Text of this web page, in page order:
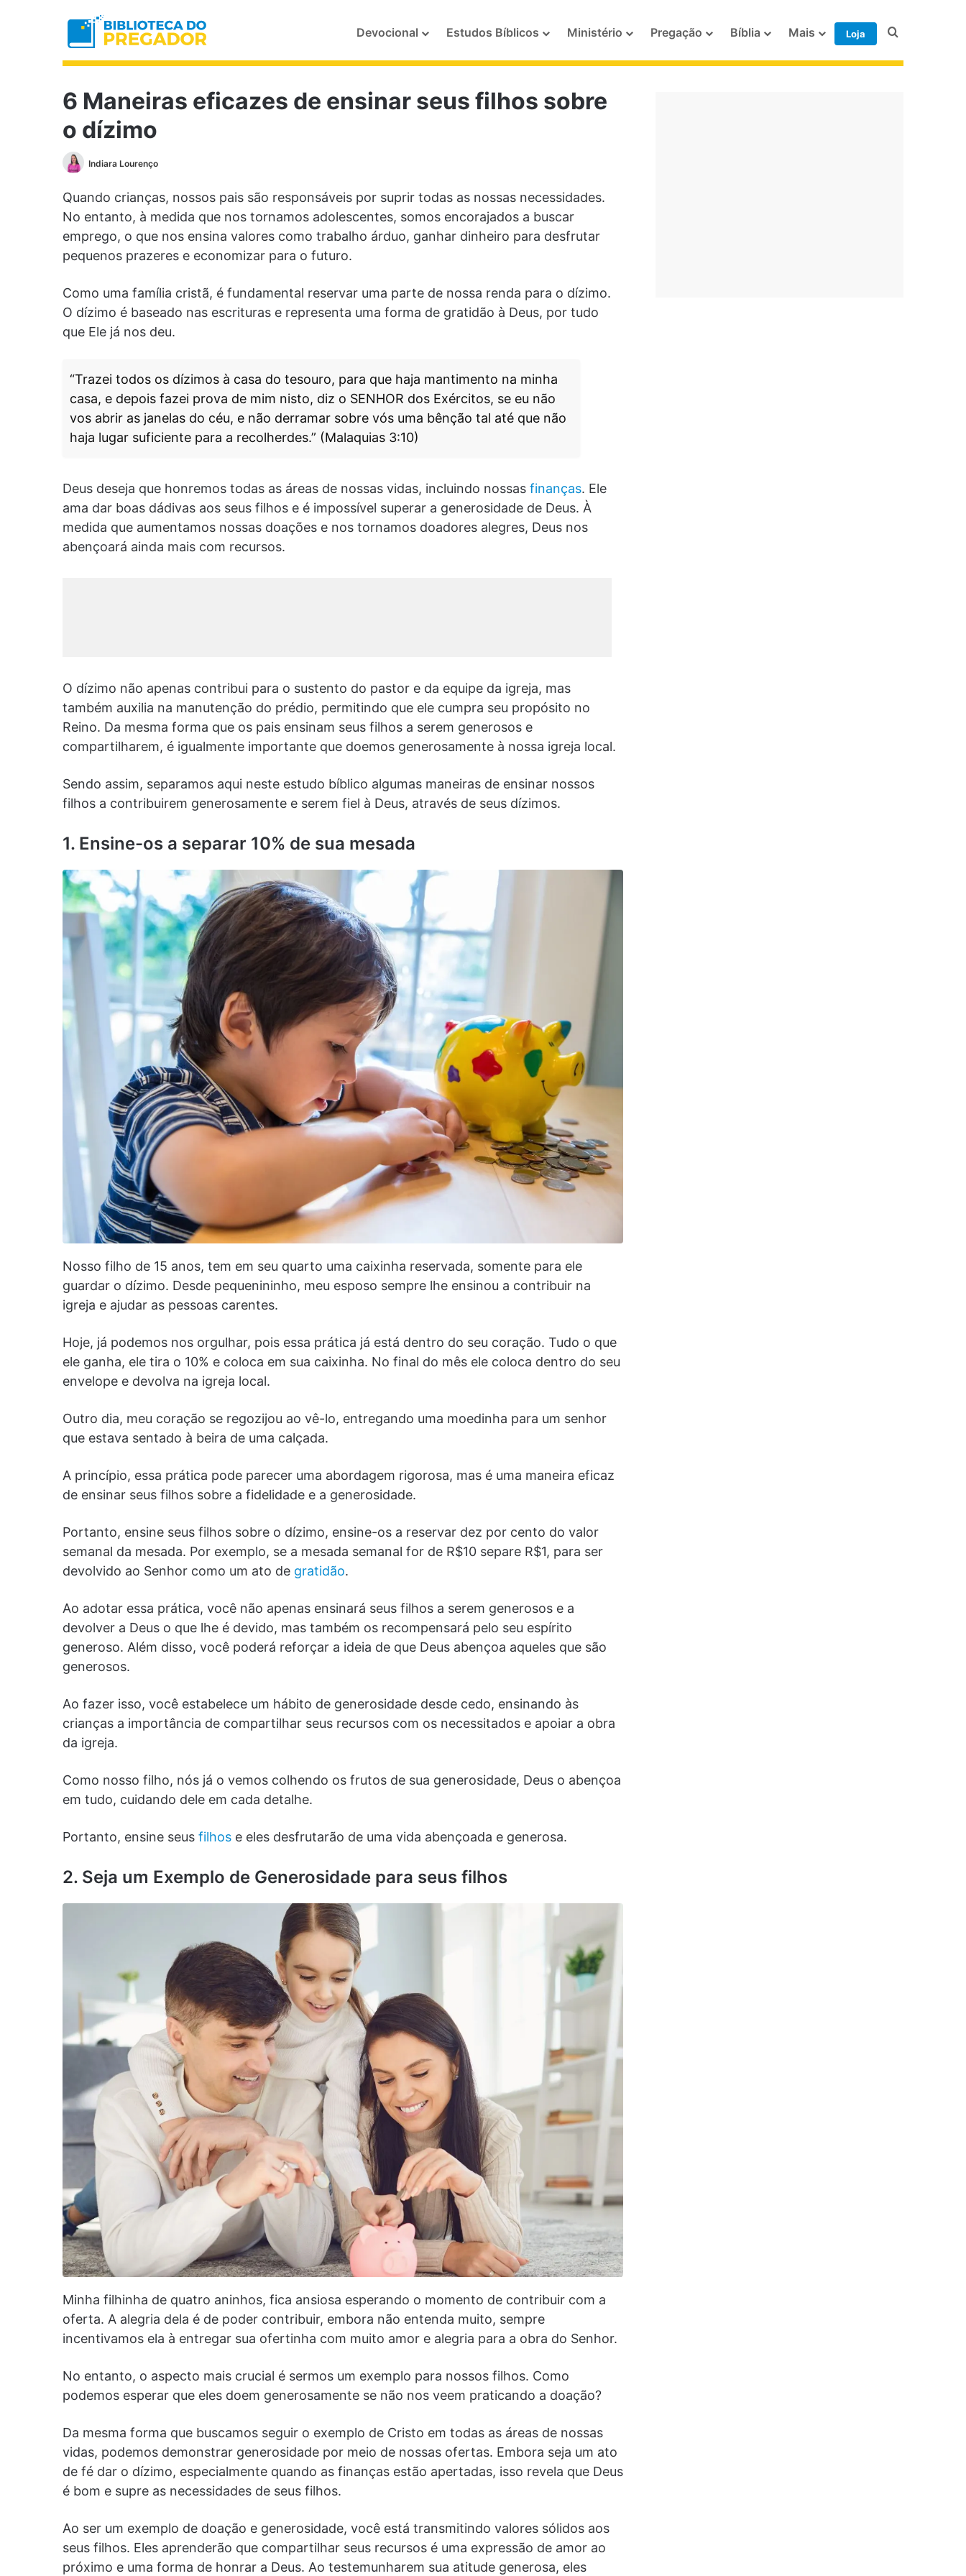
Devocional Estudos Bíblicos Ministério Pregação Bíblia Mais Loja Procurar por
6 Maneiras eficazes de ensinar seus filhos sobre
o dízimo
Indiara Lourenço
Quando crianças, nossos pais são responsáveis por suprir todas as nossas necessidades.
No entanto, à medida que nos tornamos adolescentes, somos encorajados a buscar
emprego, o que nos ensina valores como trabalho árduo, ganhar dinheiro para desfrutar
pequenos prazeres e economizar para o futuro.
Como uma família cristã, é fundamental reservar uma parte de nossa renda para o dízimo.
O dízimo é baseado nas escrituras e representa uma forma de gratidão à Deus, por tudo
que Ele já nos deu.
“Trazei todos os dízimos à casa do tesouro, para que haja mantimento na minha
casa, e depois fazei prova de mim nisto, diz o SENHOR dos Exércitos, se eu não
vos abrir as janelas do céu, e não derramar sobre vós uma bênção tal até que não
haja lugar suficiente para a recolherdes.” (Malaquias 3:10)
Deus deseja que honremos todas as áreas de nossas vidas, incluindo nossas finanças. Ele
ama dar boas dádivas aos seus filhos e é impossível superar a generosidade de Deus. À
medida que aumentamos nossas doações e nos tornamos doadores alegres, Deus nos
abençoará ainda mais com recursos.
O dízimo não apenas contribui para o sustento do pastor e da equipe da igreja, mas
também auxilia na manutenção do prédio, permitindo que ele cumpra seu propósito no
Reino. Da mesma forma que os pais ensinam seus filhos a serem generosos e
compartilharem, é igualmente importante que doemos generosamente à nossa igreja local.
Sendo assim, separamos aqui neste estudo bíblico algumas maneiras de ensinar nossos
filhos a contribuirem generosamente e serem fiel à Deus, através de seus dízimos.
1. Ensine-os a separar 10% de sua mesada
Nosso filho de 15 anos, tem em seu quarto uma caixinha reservada, somente para ele
guardar o dízimo. Desde pequenininho, meu esposo sempre lhe ensinou a contribuir na
igreja e ajudar as pessoas carentes.
Hoje, já podemos nos orgulhar, pois essa prática já está dentro do seu coração. Tudo o que
ele ganha, ele tira o 10% e coloca em sua caixinha. No final do mês ele coloca dentro do seu
envelope e devolva na igreja local.
Outro dia, meu coração se regozijou ao vê-lo, entregando uma moedinha para um senhor
que estava sentado à beira de uma calçada.
A princípio, essa prática pode parecer uma abordagem rigorosa, mas é uma maneira eficaz
de ensinar seus filhos sobre a fidelidade e a generosidade.
Portanto, ensine seus filhos sobre o dízimo, ensine-os a reservar dez por cento do valor
semanal da mesada. Por exemplo, se a mesada semanal for de R$10 separe R$1, para ser
devolvido ao Senhor como um ato de gratidão.
Ao adotar essa prática, você não apenas ensinará seus filhos a serem generosos e a
devolver a Deus o que lhe é devido, mas também os recompensará pelo seu espírito
generoso. Além disso, você poderá reforçar a ideia de que Deus abençoa aqueles que são
generosos.
Ao fazer isso, você estabelece um hábito de generosidade desde cedo, ensinando às
crianças a importância de compartilhar seus recursos com os necessitados e apoiar a obra
da igreja.
Como nosso filho, nós já o vemos colhendo os frutos de sua generosidade, Deus o abençoa
em tudo, cuidando dele em cada detalhe.
Portanto, ensine seus filhos e eles desfrutarão de uma vida abençoada e generosa.
2. Seja um Exemplo de Generosidade para seus filhos
Minha filhinha de quatro aninhos, fica ansiosa esperando o momento de contribuir com a
oferta. A alegria dela é de poder contribuir, embora não entenda muito, sempre
incentivamos ela à entregar sua ofertinha com muito amor e alegria para a obra do Senhor.
No entanto, o aspecto mais crucial é sermos um exemplo para nossos filhos. Como
podemos esperar que eles doem generosamente se não nos veem praticando a doação?
Da mesma forma que buscamos seguir o exemplo de Cristo em todas as áreas de nossas
vidas, podemos demonstrar generosidade por meio de nossas ofertas. Embora seja um ato
de fé dar o dízimo, especialmente quando as finanças estão apertadas, isso revela que Deus
é bom e supre as necessidades de seus filhos.
Ao ser um exemplo de doação e generosidade, você está transmitindo valores sólidos aos
seus filhos. Eles aprenderão que compartilhar seus recursos é uma expressão de amor ao
próximo e uma forma de honrar a Deus. Ao testemunharem sua atitude generosa, eles